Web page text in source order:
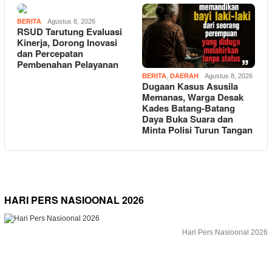
BERITA Agustus 8, 2026
RSUD Tarutung Evaluasi
Kinerja, Dorong Inovasi
dan Percepatan
Pembenahan Pelayanan
BERITA DAERAH Agustus 8, 2026
Dugaan Kasus Asusila
Memanas, Warga Desak
Kades Batang-Batang
Daya Buka Suara dan
Minta Polisi Turun Tangan
HARI PERS NASIOONAL 2026
Hari Pers Nasioonal 2026